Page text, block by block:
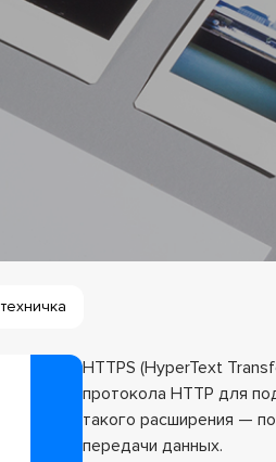
техничка
HTTPS (HyperText
протокола HTTP для
такого расширения —
передачи данных.